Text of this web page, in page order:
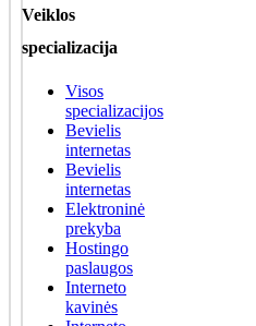
Veiklos
specializacija
Visos
specializacijos
Bevielis
internetas
Bevielis
internetas
Elektroninė
prekyba
Hostingo
paslaugos
Interneto
kavinės